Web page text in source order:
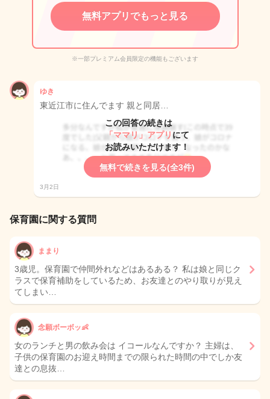
無料アプリでもっと見る
※一部プレミアム会員限定の機能もございます
ゆき
東近江市に住んでます 親と同居…
この回答の続きは
「ママリ」アプリ にて
お読みいただけます！
無料で続きを見る(全3件)
3月2日
保育園に関する質問
ままり
3歳児。保育園で仲間外れなどはあるある？ 私は娘と同じク
ラスで保育補助をしているため、お友達とのやり取りが見え
てしまい…
念願ボーボッ👶
女のランチと男の飲み会は イコールなんですか？ 主婦は、
子供の保育園のお迎え時間までの限られた時間の中でしか友
達との息抜…